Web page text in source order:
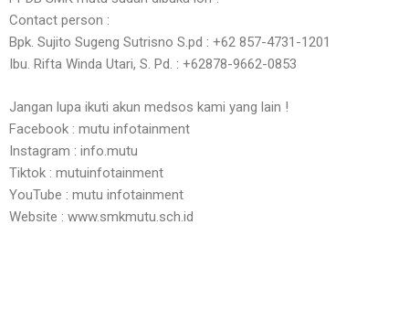
Contact person :
Bpk. Sujito Sugeng Sutrisno S.pd : +62 857-4731-1201
Ibu. Rifta Winda Utari, S. Pd. : +62878-9662-0853
Jangan lupa ikuti akun medsos kami yang lain !
Facebook : mutu infotainment
Instagram : info.mutu
Tiktok : mutuinfotainment
YouTube : mutu infotainment
Website : www.smkmutu.sch.id